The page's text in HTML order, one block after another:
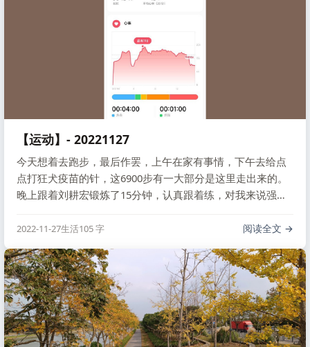
【运动】- 20221127
今天想着去跑步，最后作罢，上午在家有事情，下午去给点
点打狂犬疫苗的针，这6900步有一大部分是这里走出来的。
晚上跟着刘耕宏锻炼了15分钟，认真跟着练，对我来说强度
2022-11-27生活105 字 阅读全文